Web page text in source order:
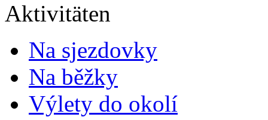
Aktivitäten
Na sjezdovky
Na běžky
Výlety do okolí